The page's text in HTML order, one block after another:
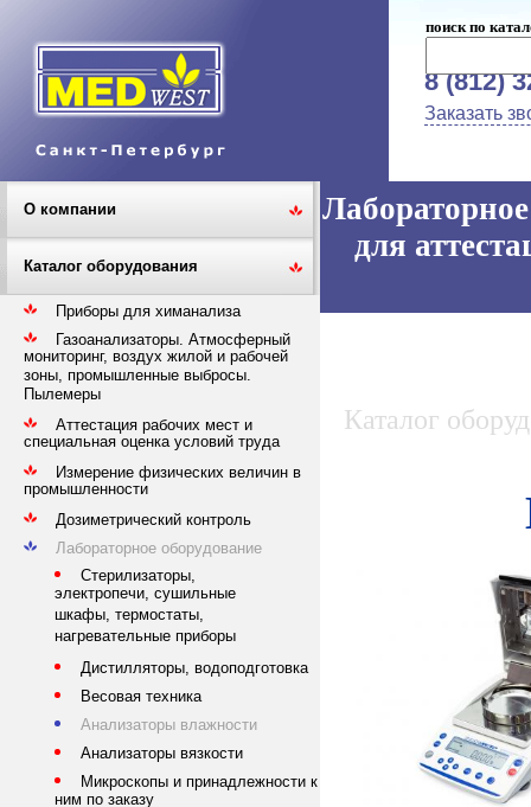
поиск по
8 (812)
Заказать
О компании
Каталог оборудования
Приборы для химанализа
Газоанализаторы. Атмосферный
мониторинг, воздух жилой и рабочей
зоны, промышленные выбросы.
Пылемеры
Аттестация рабочих мест и
специальная оценка условий труда
Измерение физических величин в
промышленности
Дозиметрический контроль
Лабораторное оборудование
Стерилизаторы,
электропечи, сушильные
шкафы, термостаты,
нагревательные приборы
Дистилляторы, водоподготовка
Весовая техника
Анализаторы влажности
Анализаторы вязкости
Микроскопы и принадлежности к
ним по заказу
для
Каталог